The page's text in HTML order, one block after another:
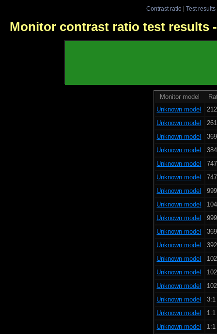
Contrast ratio| Test results
Monitor contrast ratio test results
Monitor model
Unknown model
Unknown model
Unknown model
Unknown model
Unknown model
Unknown model
Unknown model
Unknown model
Unknown model
Unknown model
Unknown model
Unknown model
Unknown model
Unknown model
Unknown model
3:1
Unknown model
1:1
Unknown model
1:1